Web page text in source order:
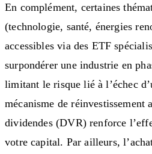
En complément, certaines
(technologie, santé, énergies
accessibles via des ETF
surpondérer une industrie en
limitant le risque lié à l’échec
mécanisme de réinvestissement
dividendes (DVR) renforce
votre capital. Par ailleurs,